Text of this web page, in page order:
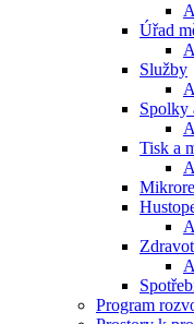
Úřad
Služby
Spolky
Tisk a
Program